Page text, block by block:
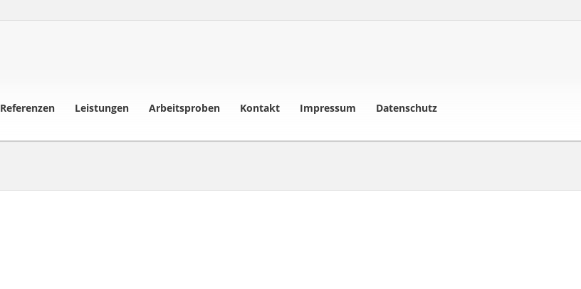
Referenzen Leistungen Arbeitsproben Kontakt Impressum Datenschutz